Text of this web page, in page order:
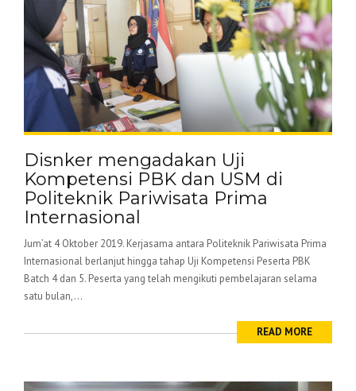
Disnker mengadakan Uji
Kompetensi PBK dan USM di
Politeknik Pariwisata Prima
Internasional
Jum’at 4 Oktober 2019. Kerjasama antara Politeknik Pariwisata Prima
Internasional berlanjut hingga tahap Uji Kompetensi Peserta PBK
Batch 4 dan 5. Peserta yang telah mengikuti pembelajaran selama
satu bulan,...
READ MORE